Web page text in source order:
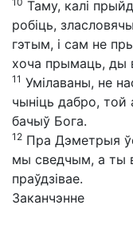
Таму, калі
робіць,
гэтым, і сам не
хоча прымаць, ды
11 Умілаваны, не
чыніць дабро, той
бачыў Бога.
12 Пра Дэметрыя
мы сведчым, а ты
праўдзівае.
Заканчэнне